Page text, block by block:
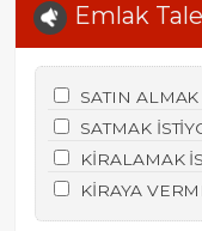
Emlak
SATIN ALMAK
SATMAK
KİRALAMAK
KİRAYA